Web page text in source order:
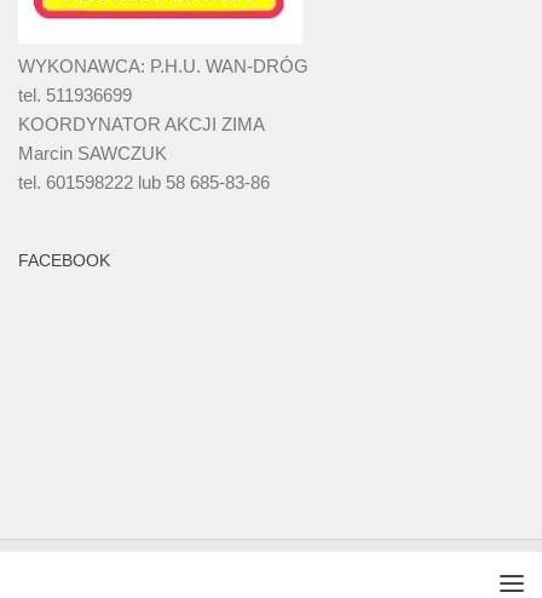
WYKONAWCA: P.H.U. WAN-DRÓG
tel. 511936699
KOORDYNATOR AKCJI ZIMA
Marcin SAWCZUK
tel. 601598222 lub 58 685-83-86
FACEBOOK